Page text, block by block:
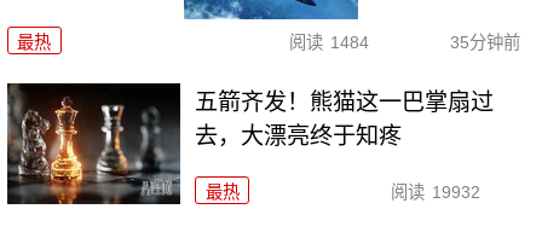
最热 阅读 1484 35分钟前
五箭齐发！熊猫这一巴掌扇过
去，大漂亮终于知疼
最热 阅读 19932